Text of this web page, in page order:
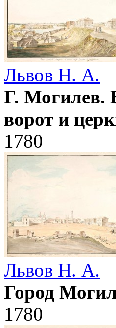
Львов Н. А.
Г. Могилев.
ворот и
1780
Львов Н. А.
Город
1780